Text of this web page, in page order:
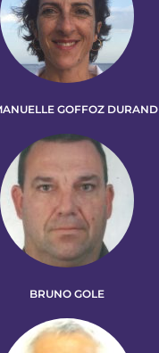
GOFFOZ DURAND
BRUNO GOLE